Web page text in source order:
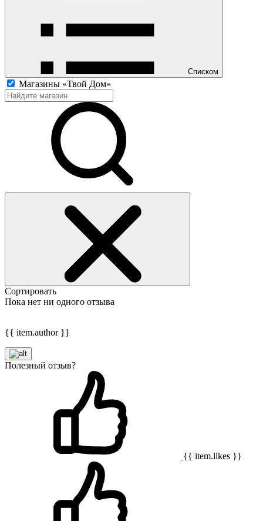
Списком
Магазины «Твой Дом»
Сортировать
Пока нет ни одного отзыва
{{ item.author }}
Полезный отзыв?
{{ item.likes }}